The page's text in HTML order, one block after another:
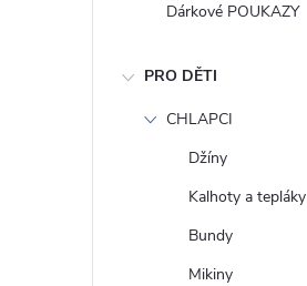
Dárkové POUKAZY
PRO DĚTI
CHLAPCI
Džíny
Kalhoty a tepláky
Bundy
Mikiny